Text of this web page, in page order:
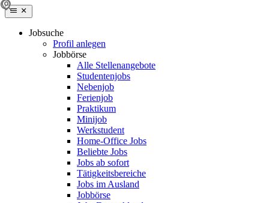
Jobsuche
Profil anlegen
Jobbörse
Alle Stellenangebote
Studentenjobs
Nebenjob
Ferienjob
Praktikum
Minijob
Werkstudent
Home-Office Jobs
Beliebte Jobs
Jobs ab sofort
Tätigkeitsbereiche
Jobs im Ausland
Jobbörse